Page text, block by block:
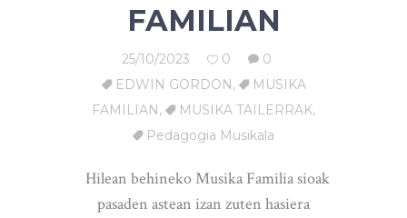
FAMILIAN
25/10/2023 0
0
EDWIN GORDON ,
MUSIKA
FAMILIAN , MUSIKA TAILERRAK,
Pedagogia Musikala
Hilean behineko Musika Familia sioak
pasaden astean izan zuten hasiera